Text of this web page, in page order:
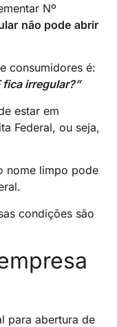
Nº
não pode abrir
consumidores é:
fica irregular?”
estar em
Federal, ou seja,
nome limpo pode
condições são
para abertura de